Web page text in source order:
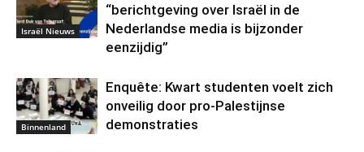
Israël Nieuws
“berichtgeving over Israël in de
Nederlandse media is bijzonder
eenzijdig”
Binnenland
Enquête: Kwart studenten voelt zich
onveilig door pro-Palestijnse
demonstraties